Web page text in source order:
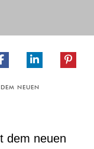
NEUEN
dem neuen